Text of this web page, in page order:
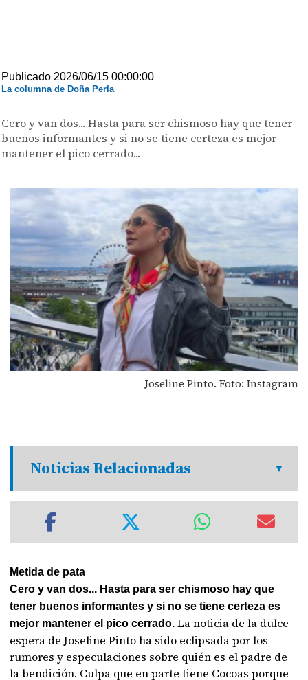
Publicado 2026/06/15 00:00:00
La columna de Doña Perla
Cero y van dos... Hasta para ser chismoso hay que tener
buenos informantes y si no se tiene certeza es mejor
mantener el pico cerrado...
Joseline Pinto. Foto: Instagram
Noticias Relacionadas
Metida de pata
Cero y van dos... Hasta para ser chismoso hay que
tener buenos informantes y si no se tiene certeza es
mejor mantener el pico cerrado. La noticia de la dulce
espera de Joseline Pinto ha sido eclipsada por los
rumores y especulaciones sobre quién es el padre de
la bendición. Culpa que en parte tiene Cocoas porque